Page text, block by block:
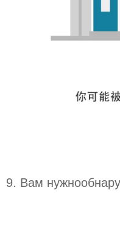
9. Вам нужно